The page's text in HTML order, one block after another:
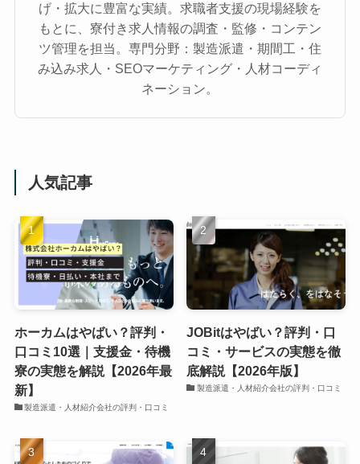
げ・拡大に豊富な実績。求職者支援の現場経験を
もとに、寮付き求人情報の調査・監修・コンテン
ツ管理を担当。専門分野：製造派遣・期間工・住
み込み求人・SEOマーケティング・人材コーディ
ネーション。
人気記事
ホーカムはやばい？評判・
口コミ10選｜支援金・待機
寮の実態を解説【2026年最
新】
製造派遣・人材紹介会社の評判・口コミ
JOBitはやばい？評判・口
コミ・サービスの実態を徹
底解説【2026年版】
製造派遣・人材紹介会社の評判・口コミ